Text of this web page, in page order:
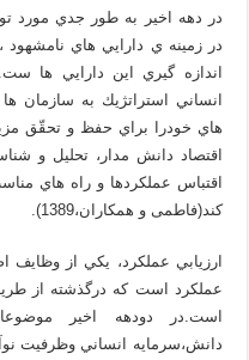
در دهه اخير به طور جدي مورد
در زمينه ي دارايي هاي
اندازه گيري اين دارايي ها
انساني استراتژيك به سازمان
هاي خودرا براي حفظ و تحقّق
اقتصاد دانش مدار، تحليل و
اقتباس عملكردها و راه هاي
كند(فاطمی و همکاران،1389).
ارزيابي عملكرد، يكي از
عملكرد است كه درگذشته از
است.در دودهه اخير
دانش،سرمايه انساني وظرفيت